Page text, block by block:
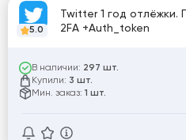
5.0
Twitter 1 год отлёжки.
2FA +Auth_token
В наличии: 297 шт.
Купили: 3 шт.
Мин. заказ: 1 шт.